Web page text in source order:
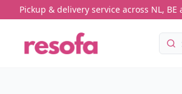
Pickup & delivery service across NL, BE